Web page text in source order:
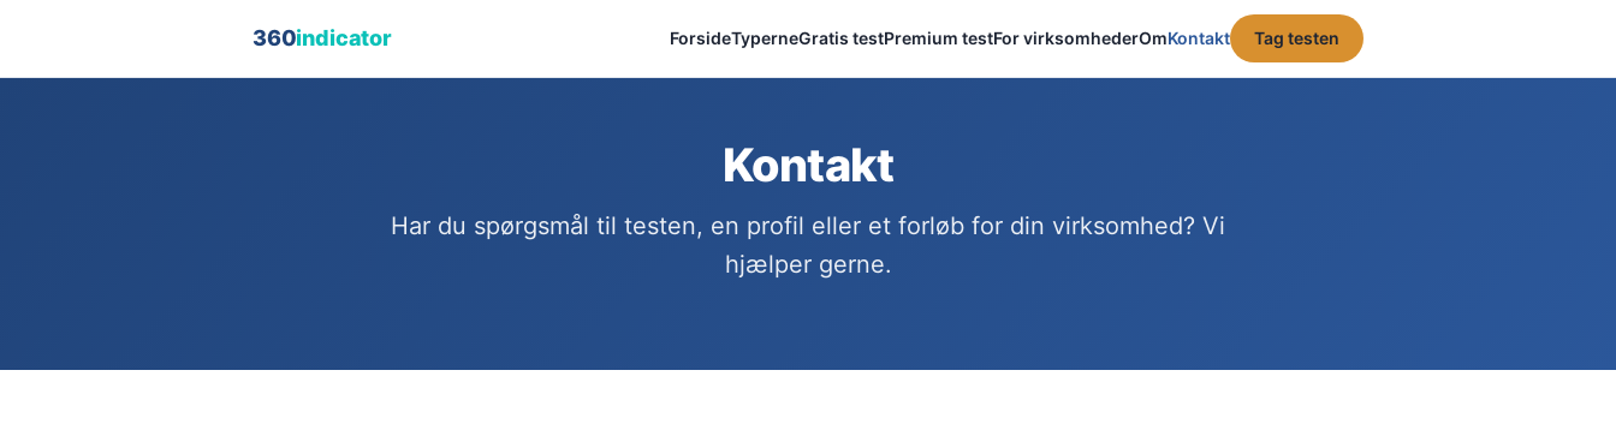
360indicator ForsideTyperneGratis testPremium testFor virksomhederOmKontakt Tag testen
Kontakt
Har du spørgsmål til testen, en profil eller et forløb for din virksomhed? Vi
hjælper gerne.